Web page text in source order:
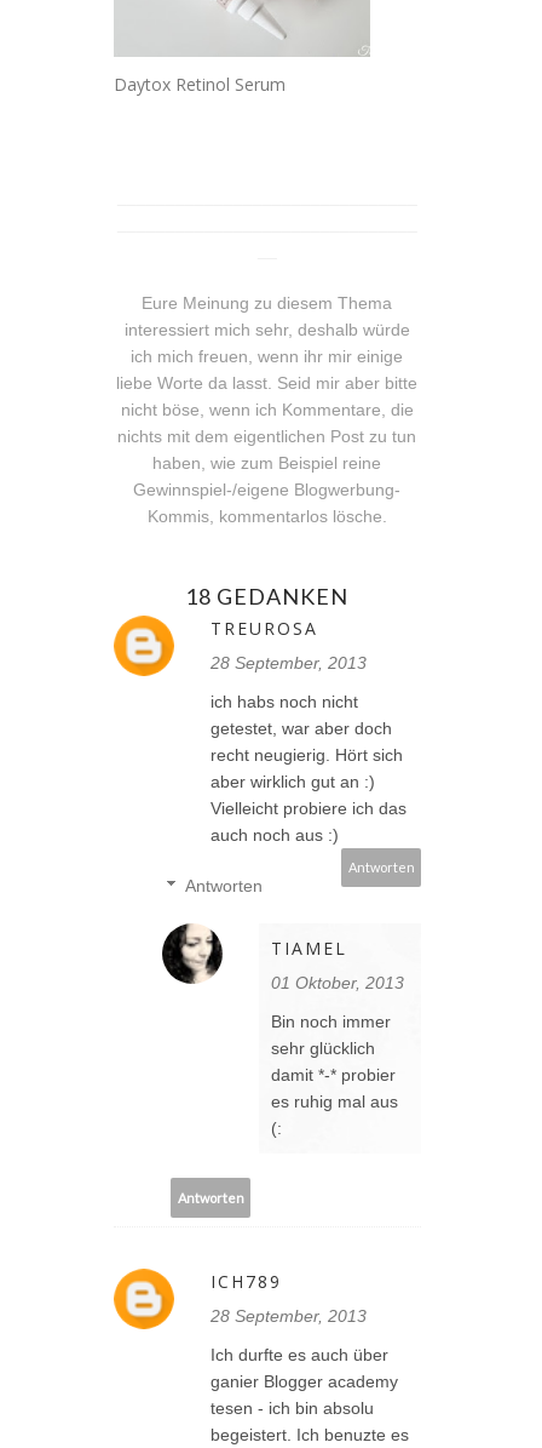
Daytox Retinol Serum
Eure Meinung zu diesem Thema
interessiert mich sehr, deshalb würde
ich mich freuen, wenn ihr mir einige
liebe Worte da lasst. Seid mir aber bitte
nicht böse, wenn ich Kommentare, die
nichts mit dem eigentlichen Post zu tun
haben, wie zum Beispiel reine
Gewinnspiel-/eigene Blogwerbung-
Kommis, kommentarlos lösche.
18 GEDANKEN
TREUROSA
28 September, 2013
ich habs noch nicht
getestet, war aber doch
recht neugierig. Hört sich
aber wirklich gut an :)
Vielleicht probiere ich das
auch noch aus :)
Antworten
Antworten
TIAMEL
01 Oktober, 2013
Bin noch immer
sehr glücklich
damit *-* probier
es ruhig mal aus
(:
Antworten
ICH789
28 September, 2013
Ich durfte es auch über
ganier Blogger academy
tesen - ich bin absolu
begeistert. Ich benuzte es